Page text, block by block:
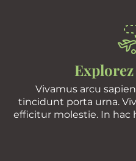
Vivamus arcu
tincidunt porta urna.
efficitur molestie. In hac